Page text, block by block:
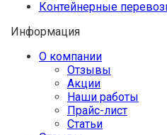
Контейнерные
Информация
О компании
Отзывы
Акции
Наши работы
Прайс-лист
Статьи